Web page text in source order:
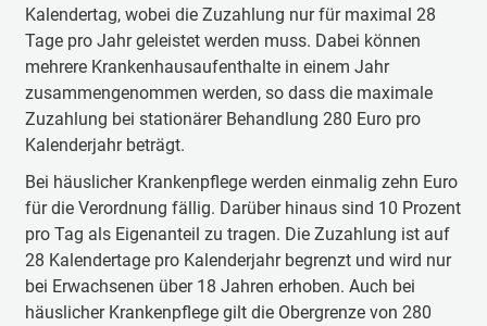
Kalendertag, wobei die Zuzahlung nur für maximal 28
Tage pro Jahr geleistet werden muss. Dabei können
mehrere Krankenhausaufenthalte in einem Jahr
zusammengenommen werden, so dass die maximale
Zuzahlung bei stationärer Behandlung 280 Euro pro
Kalenderjahr beträgt.
Bei häuslicher Krankenpflege werden einmalig zehn Euro
für die Verordnung fällig. Darüber hinaus sind 10 Prozent
pro Tag als Eigenanteil zu tragen. Die Zuzahlung ist auf
28 Kalendertage pro Kalenderjahr begrenzt und wird nur
bei Erwachsenen über 18 Jahren erhoben. Auch bei
häuslicher Krankenpflege gilt die Obergrenze von 280